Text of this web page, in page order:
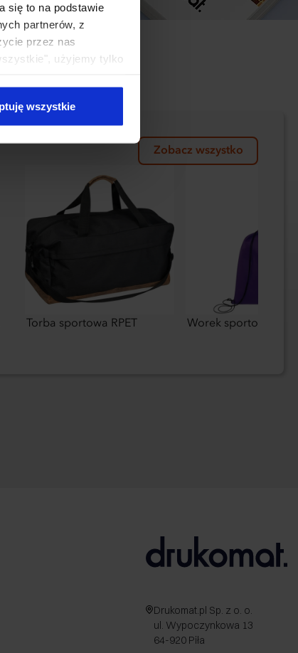
się to na podstawie
partnerów, z
przez nas
użyjemy tylko
wszystkie
Zobacz wszystko
Torba sportowa RPET Worek sportowy non
Drukomat.pl Sp. z o. o.
ul. Wypoczynkowa 13
64-920 Piła